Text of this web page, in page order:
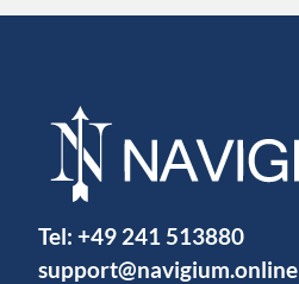
Tel: +49 241 513880
support@navigium.online